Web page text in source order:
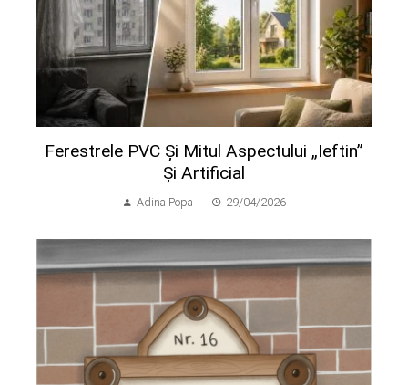
Ferestrele PVC Și Mitul Aspectului „ieftin”
Și Artificial
Adina Popa 29/04/2026